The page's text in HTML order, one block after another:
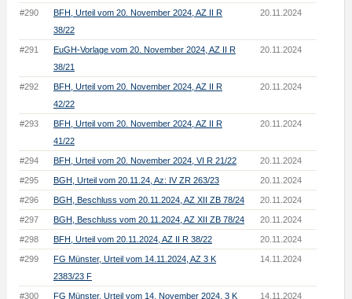
#290
BFH, Urteil vom 20. November 2024, AZ II R
38/22
20.11.2024
#291
EuGH-Vorlage vom 20. November 2024, AZ II R
38/21
20.11.2024
#292
BFH, Urteil vom 20. November 2024, AZ II R
42/22
20.11.2024
#293
BFH, Urteil vom 20. November 2024, AZ II R
41/22
20.11.2024
#294 BFH, Urteil vom 20. November 2024, VI R 21/22 20.11.2024
#295 BGH, Urteil vom 20.11.24, Az: IV ZR 263/23 20.11.2024
#296 BGH, Beschluss vom 20.11.2024, AZ XII ZB 78/24 20.11.2024
#297 BGH, Beschluss vom 20.11.2024, AZ XII ZB 78/24 20.11.2024
#298 BFH, Urteil vom 20.11.2024, AZ II R 38/22 20.11.2024
#299
FG Münster, Urteil vom 14.11.2024, AZ 3 K
2383/23 F
14.11.2024
#300 FG Münster, Urteil vom 14. November 2024, 3 K 14.11.2024